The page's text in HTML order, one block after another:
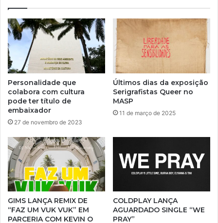
Personalidade que
colabora com cultura
pode ter título de
embaixador
27 de novembro de 2023
Últimos dias da exposição
Serigrafistas Queer no
MASP
11 de março de 2025
GIMS LANÇA REMIX DE
“FAZ UM VUK VUK” EM
PARCERIA COM KEVIN O
COLDPLAY LANÇA
AGUARDADO SINGLE “WE
PRAY”